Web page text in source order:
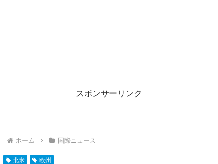
スポンサーリンク
ホーム 国際ニュース
北米 欧州